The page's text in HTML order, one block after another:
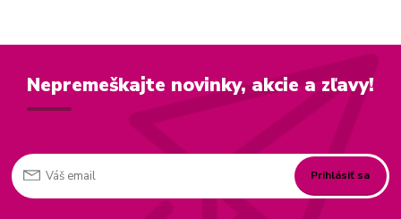
Nepremeškajte novinky, akcie a zľavy!
Prihlásiť sa